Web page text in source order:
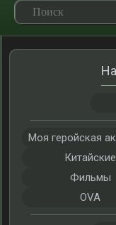
Моя геройская
Китайские
Фильмы
OVA